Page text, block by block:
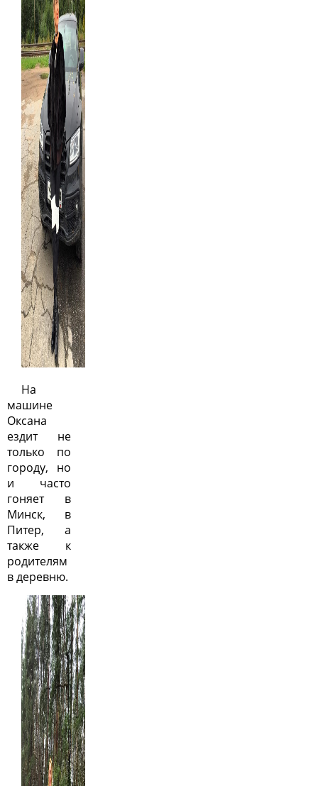
На
машине
Оксана
ездит не
только по
городу, но
и часто
гоняет в
Минск, в
Питер, а
также к
родителям
в деревню.